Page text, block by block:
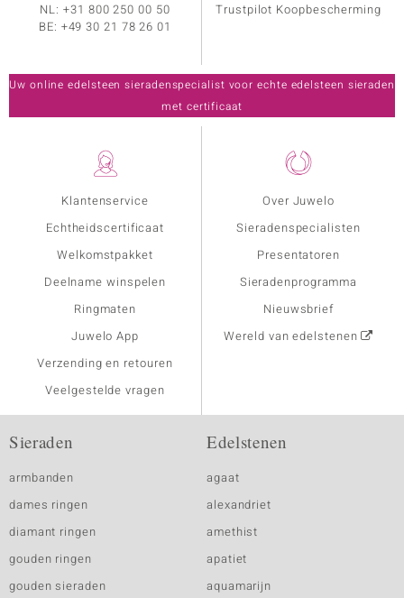
Klantenservice
Echtheidscertificaat
Welkomstpakket
Deelname winspelen
Ringmaten
Juwelo App
Verzending en retouren
Veelgestelde vragen
Over Juwelo
Sieradenspecialisten
Presentatoren
Sieradenprogramma
Nieuwsbrief
Wereld van edelstenen
NL:+31 800 250 00 50
BE: +49 30 21 78 26 01
Trustpilot Koopbescherming
Uw online edelsteen sieradenspecialist voor echte edelsteen sieraden
met certificaat
Sieraden
armbanden
dames ringen
diamant ringen
gouden ringen
gouden sieraden
Edelstenen
agaat
alexandriet
amethist
apatiet
aquamarijn